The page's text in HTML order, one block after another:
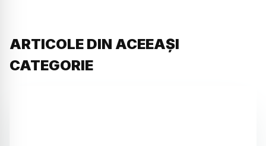
ARTICOLE DIN ACEEAȘI
CATEGORIE